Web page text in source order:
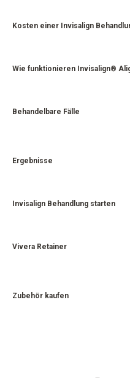
Kosten einer Invisalign
Wie funktionieren Invisalign®
Behandelbare Fälle
Ergebnisse
Invisalign Behandlung starten
Vivera Retainer
Zubehör kaufen